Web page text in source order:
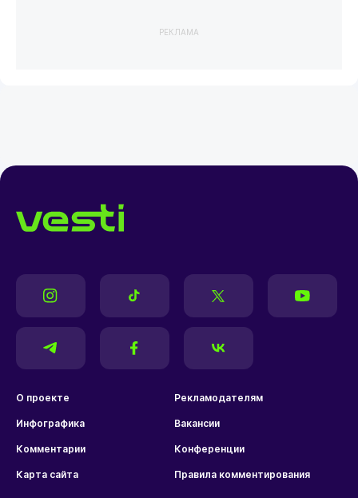
РЕКЛАМА
О проекте Рекламодателям
Инфографика Вакансии
Комментарии Конференции
Карта сайта Правила комментирования